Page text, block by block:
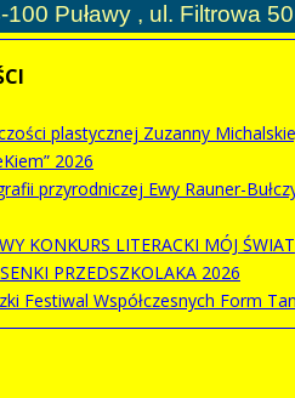
100 Puławy , ul. Filtrowa
plastycznej Zuzanny
2026
przyrodniczej Ewy Rauner-
KONKURS LITERACKI MÓJ ŚWIAT
PRZEDSZKOLAKA 2026
Festiwal Współczesnych Form